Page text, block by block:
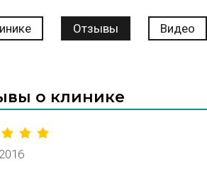
Отзывы Видео
о клинике